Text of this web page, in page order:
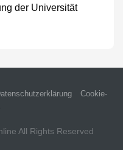
der Universität
Cookie-
All Rights Reserved